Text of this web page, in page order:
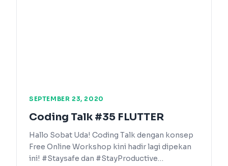
SEPTEMBER 23, 2020
Coding Talk #35 FLUTTER
Hallo Sobat Uda! Coding Talk dengan konsep
Free Online Workshop kini hadir lagi dipekan
ini! #Staysafe dan #StayProductive…